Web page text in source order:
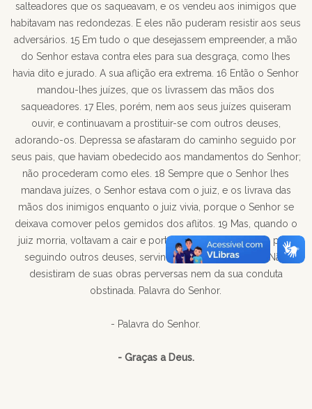
salteadores que os saqueavam, e os vendeu aos inimigos que
habitavam nas redondezas. E eles não puderam resistir aos seus
adversários. 15 Em tudo o que desejassem empreender, a mão
do Senhor estava contra eles para sua desgraça, como lhes
havia dito e jurado. A sua aflição era extrema. 16 Então o Senhor
mandou-lhes juízes, que os livrassem das mãos dos
saqueadores. 17 Eles, porém, nem aos seus juízes quiseram
ouvir, e continuavam a prostituir-se com outros deuses,
adorando-os. Depressa se afastaram do caminho seguido por
seus pais, que haviam obedecido aos mandamentos do Senhor;
não procederam como eles. 18 Sempre que o Senhor lhes
mandava juízes, o Senhor estava com o juiz, e os livrava das
mãos dos inimigos enquanto o juiz vivia, porque o Senhor se
deixava comover pelos gemidos dos aflitos. 19 Mas, quando o
juiz morria, voltavam a cair e portavam-se pior que seus pais,
seguindo outros deuses, servindo-os e adorando-os. Não
desistiram de suas obras perversas nem da sua conduta
obstinada. Palavra do Senhor.
- Palavra do Senhor.
- Graças a Deus.